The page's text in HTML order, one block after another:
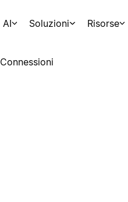
AI Soluzioni Risorse
Connessioni